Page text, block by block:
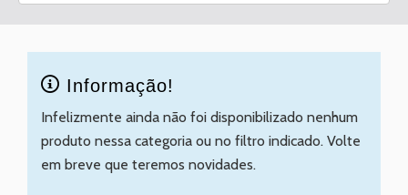
Informação!
Infelizmente ainda não foi disponibilizado nenhum
produto nessa categoria ou no filtro indicado. Volte
em breve que teremos novidades.